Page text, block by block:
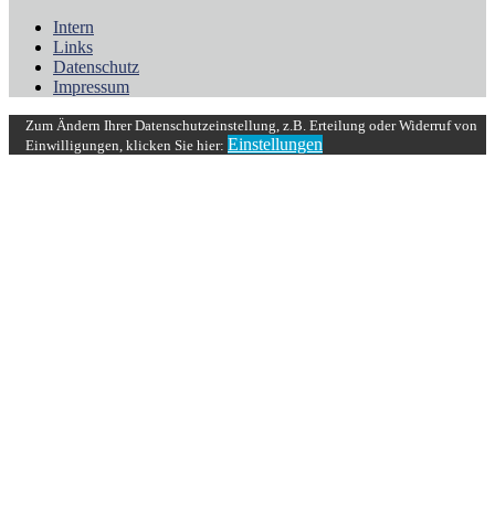
Intern
Links
Datenschutz
Impressum
Zum Ändern Ihrer Datenschutzeinstellung, z.B. Erteilung oder Widerruf von
Einwilligungen, klicken Sie hier: Einstellungen